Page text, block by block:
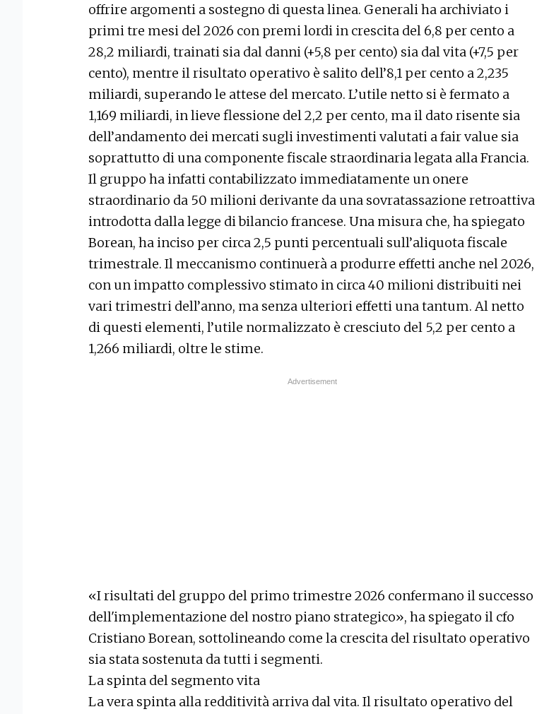
offrire argomenti a sostegno di questa linea. Generali ha archiviato i
primi tre mesi del 2026 con premi lordi in crescita del 6,8 per cento a
28,2 miliardi, trainati sia dal danni (+5,8 per cento) sia dal vita (+7,5 per
cento), mentre il risultato operativo è salito dell’8,1 per cento a 2,235
miliardi, superando le attese del mercato. L’utile netto si è fermato a
1,169 miliardi, in lieve flessione del 2,2 per cento, ma il dato risente sia
dell’andamento dei mercati sugli investimenti valutati a fair value sia
soprattutto di una componente fiscale straordinaria legata alla Francia.
Il gruppo ha infatti contabilizzato immediatamente un onere
straordinario da 50 milioni derivante da una sovratassazione retroattiva
introdotta dalla legge di bilancio francese. Una misura che, ha spiegato
Borean, ha inciso per circa 2,5 punti percentuali sull’aliquota fiscale
trimestrale. Il meccanismo continuerà a produrre effetti anche nel 2026,
con un impatto complessivo stimato in circa 40 milioni distribuiti nei
vari trimestri dell’anno, ma senza ulteriori effetti una tantum. Al netto
di questi elementi, l’utile normalizzato è cresciuto del 5,2 per cento a
1,266 miliardi, oltre le stime.
«I risultati del gruppo del primo trimestre 2026 confermano il successo
dell'implementazione del nostro piano strategico», ha spiegato il cfo
Cristiano Borean, sottolineando come la crescita del risultato operativo
sia stata sostenuta da tutti i segmenti.
La spinta del segmento vita
La vera spinta alla redditività arriva dal vita. Il risultato operativo del